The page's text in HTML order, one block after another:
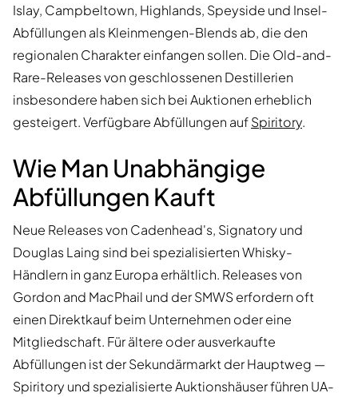
Islay, Campbeltown, Highlands, Speyside und Insel-
Abfüllungen als Kleinmengen-Blends ab, die den
regionalen Charakter einfangen sollen. Die Old-and-
Rare-Releases von geschlossenen Destillerien
insbesondere haben sich bei Auktionen erheblich
gesteigert. Verfügbare Abfüllungen aufSpiritory.
Wie Man Unabhängige
Abfüllungen Kauft
Neue Releases von Cadenhead's, Signatory und
Douglas Laing sind bei spezialisierten Whisky-
Händlern in ganz Europa erhältlich. Releases von
Gordon and MacPhail und der SMWS erfordern oft
einen Direktkauf beim Unternehmen oder eine
Mitgliedschaft. Für ältere oder ausverkaufte
Abfüllungen ist der Sekundärmarkt der Hauptweg —
Spiritory und spezialisierte Auktionshäuser führen UA-